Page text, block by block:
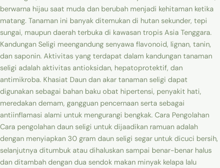
berwarna hijau saat muda dan berubah menjadi kehitaman ketika
matang. Tanaman ini banyak ditemukan di hutan sekunder, tepi
sungai, maupun daerah terbuka di kawasan tropis Asia Tenggara.
Kandungan Seligi meengandung senyawa flavonoid, lignan, tanin,
dan saponin. Aktivitas yang terdapat dalam kandungan tanaman
seligi adalah aktivitas antioksidan, hepatoprotektif, dan
antimikroba. Khasiat Daun dan akar tanaman seligi dapat
digunakan sebagai bahan baku obat hipertensi, penyakit hati,
meredakan demam, gangguan pencernaan serta sebagai
antiinflamasi alami untuk mengurangi bengkak. Cara Pengolahan
Cara pengolahan daun seligi untuk dijaadikan ramuan adalah
dengan menyiapkan 30 gram daun seligi segar untuk dicuci bersih,
selanjutnya ditumbuk atau dihaluskan sampai benar-benar halus
dan ditambah dengan dua sendok makan minyak kelapa lalu